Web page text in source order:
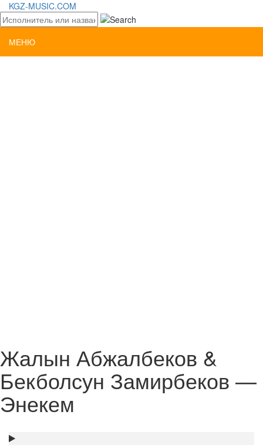
KGZ-MUSIC.COM
МЕНЮ
Жалын Абжалбеков &
Бекболсун Замирбеков —
Энекем